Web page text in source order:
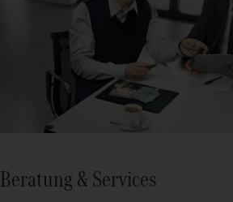
Beratung & Services